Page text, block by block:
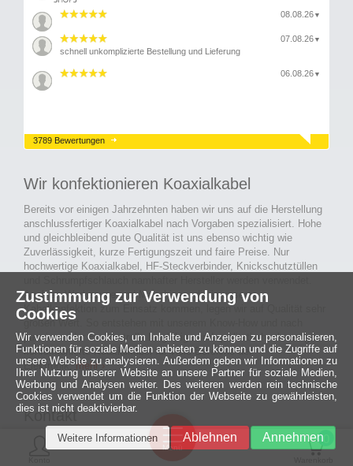
08.08.26 ▼
07.08.26 ▼
schnell unkomplizierte Bestellung und Lieferung
06.08.26 ▼
3789 Bewertungen
Wir konfektionieren Koaxialkabel
Bereits vor einigen Jahrzehnten haben wir uns auf die Herstellung
anschlussfertiger Koaxialkabel nach Vorgaben spezialisiert. Hohe
und gleichbleibend gute Qualität ist uns ebenso wichtig wie
Zuverlässigkeit, kurze Fertigungszeit und faire Preise. Nur
hochwertige Koaxialkabel, HF-Steckverbinder, Knickschutztüllen
Auch an Werkzeuge und Maschinen, die in unserer
Kabelkonfektion zum Einsatz kommen, legen wir auf Qualität sehr
großen Wert. So entstehen mit unserem Know-How und nach
passieren der Endkontrolle langlebige und qualitativ hochwertige
konfektionierte Koaxialkabel für viele Bereiche der
Elektronik.mehr ›
Kontakt
MCE Mauritz Electronics
0
Menü
Ein halbes
Jahrhundert
technologische
Zustimmung zur Verwendung von
Cookies
Wir verwenden Cookies, um Inhalte und Anzeigen zu personalisieren,
Funktionen für soziale Medien anbieten zu können und die Zugriffe auf
unsere Website zu analysieren. Außerdem geben wir Informationen zu
Ihrer Nutzung unserer Website an unsere Partner für soziale Medien,
Werbung und Analysen weiter. Des weiteren werden rein technische
Cookies verwendet um die Funktion der Webseite zu gewährleisten,
dies ist nicht deaktivierbar.
Annehmen
Ablehnen
Weitere Informationen